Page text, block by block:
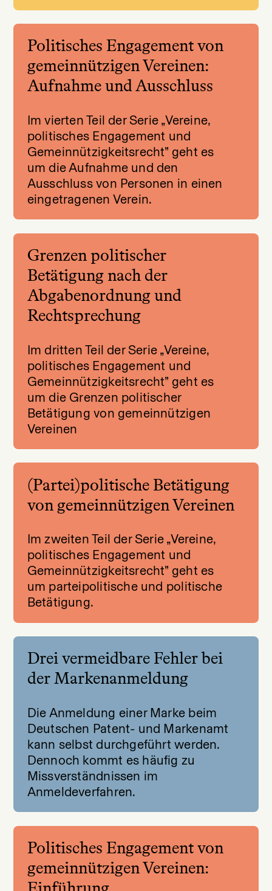
Politisches Engagement von
gemeinnützigen Vereinen:
Aufnahme und Ausschluss
Im vierten Teil der Serie „Vereine,
politisches Engagement und
Gemeinnützigkeitsrecht” geht es
um die Aufnahme und den
Ausschluss von Personen in einen
eingetragenen Verein.
Grenzen politischer
Betätigung nach der
Abgabenordnung und
Rechtsprechung
Im dritten Teil der Serie „Vereine,
politisches Engagement und
Gemeinnützigkeitsrecht” geht es
um die Grenzen politischer
Betätigung von gemeinnützigen
Vereinen
(Partei)politische Betätigung
von gemeinnützigen Vereinen
Im zweiten Teil der Serie „Vereine,
politisches Engagement und
Gemeinnützigkeitsrecht” geht es
um parteipolitische und politische
Betätigung.
Drei vermeidbare Fehler bei
der Markenanmeldung
Die Anmeldung einer Marke beim
Deutschen Patent- und Markenamt
kann selbst durchgeführt werden.
Dennoch kommt es häufig zu
Missverständnissen im
Anmeldeverfahren.
Politisches Engagement von
gemeinnützigen Vereinen: